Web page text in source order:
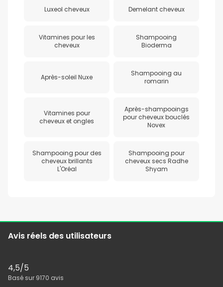
Luxeol cheveux Demelant cheveux
Vitamines pour les
cheveux
Shampooing
Bioderma
Après-soleil Nuxe
Shampooing au
romarin
Vitamines pour
cheveux et ongles
Après-shampooings
pour cheveux bouclés
Novex
Shampooing pour des
cheveux brillants
L'Oréal
Shampooing pour
cheveux secs Radhe
Shyam
Avis réels des utilisateurs
4,5/5
Basé sur 9170 avis